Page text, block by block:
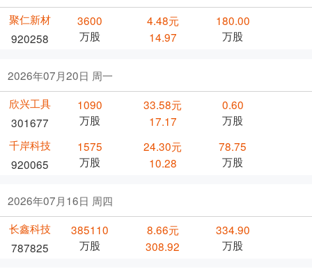
聚仁新材
920258
3600
万股
4.48元
14.97
180.00
万股
2026年07月20日 周一
欣兴工具
301677
1090
万股
33.58元
17.17
0.60
万股
千岸科技
920065
1575
万股
24.30元
10.28
78.75
万股
2026年07月16日 周四
长鑫科技
787825
385110
万股
8.66元
308.92
334.90
万股